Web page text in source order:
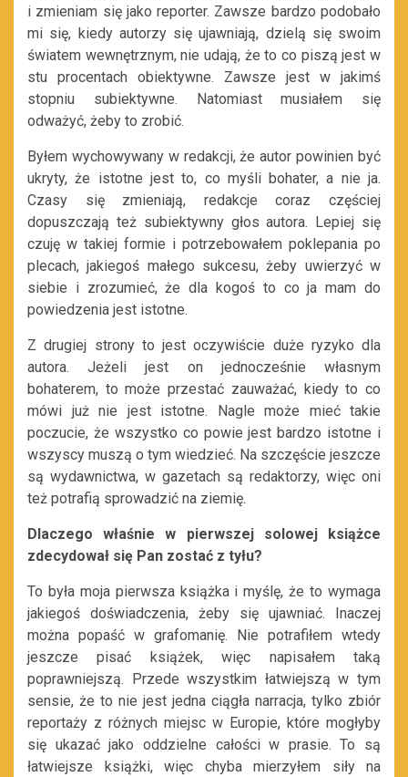
i zmieniam się jako reporter. Zawsze bardzo podobało
mi się, kiedy autorzy się ujawniają, dzielą się swoim
światem wewnętrznym, nie udają, że to co piszą jest w
stu procentach obiektywne. Zawsze jest w jakimś
stopniu subiektywne. Natomiast musiałem się
odważyć, żeby to zrobić.
Byłem wychowywany w redakcji, że autor powinien być
ukryty, że istotne jest to, co myśli bohater, a nie ja.
Czasy się zmieniają, redakcje coraz częściej
dopuszczają też subiektywny głos autora. Lepiej się
czuję w takiej formie i potrzebowałem poklepania po
plecach, jakiegoś małego sukcesu, żeby uwierzyć w
siebie i zrozumieć, że dla kogoś to co ja mam do
powiedzenia jest istotne.
Z drugiej strony to jest oczywiście duże ryzyko dla
autora. Jeżeli jest on jednocześnie własnym
bohaterem, to może przestać zauważać, kiedy to co
mówi już nie jest istotne. Nagle może mieć takie
poczucie, że wszystko co powie jest bardzo istotne i
wszyscy muszą o tym wiedzieć. Na szczęście jeszcze
są wydawnictwa, w gazetach są redaktorzy, więc oni
też potrafią sprowadzić na ziemię.
Dlaczego właśnie w pierwszej solowej książce
zdecydował się Pan zostać z tyłu?
To była moja pierwsza książka i myślę, że to wymaga
jakiegoś doświadczenia, żeby się ujawniać. Inaczej
można popaść w grafomanię. Nie potrafiłem wtedy
jeszcze pisać książek, więc napisałem taką
poprawniejszą. Przede wszystkim łatwiejszą w tym
sensie, że to nie jest jedna ciągła narracja, tylko zbiór
reportaży z różnych miejsc w Europie, które mogłyby
się ukazać jako oddzielne całości w prasie. To są
łatwiejsze książki, więc chyba mierzyłem siły na